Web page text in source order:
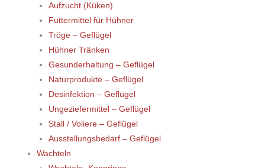
Aufzucht (Küken)
Futtermittel für Hühner
Tröge – Geflügel
Hühner Tränken
Gesunderhaltung – Geflügel
Naturprodukte – Geflügel
Desinfektion – Geflügel
Ungeziefermittel – Geflügel
Stall / Voliere – Geflügel
Ausstellungsbedarf – Geflügel
Wachteln